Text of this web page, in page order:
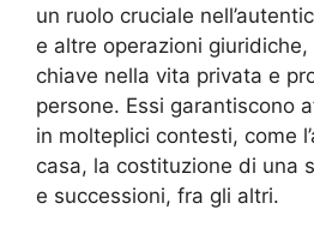
un ruolo cruciale
e altre operazioni
chiave nella vita privata e
persone. Essi garantiscono
in molteplici contesti, come
casa, la costituzione di una
e successioni, fra gli altri.